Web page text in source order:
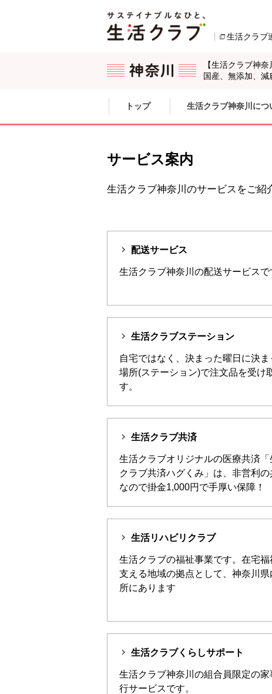
生活クラブ
【生活クラブ神奈
国産、無添加、減
ここからサイト内共通メニューです。
サイト内共通メニューをスキップする
トップ 生活クラブ神奈川につ
サービス案内
生活クラブ神奈川のサービスをご紹
配送サービス
生活クラブ神奈川の配送サービスで
生活クラブステーション
自宅ではなく、決まった曜日に決ま
場所(ステーション)で注文品を受け
す。
生活クラブ共済
生活クラブオリジナルの医療共済「
クラブ共済ハグくみ」は、非営利の
なので掛金1,000円で手厚い保障！
生活リハビリクラブ
生活クラブの福祉事業です。在宅福
支える地域の拠点として、神奈川県
所にあります
生活クラブくらしサポート
生活クラブ神奈川の組合員限定の家
行サービスです。